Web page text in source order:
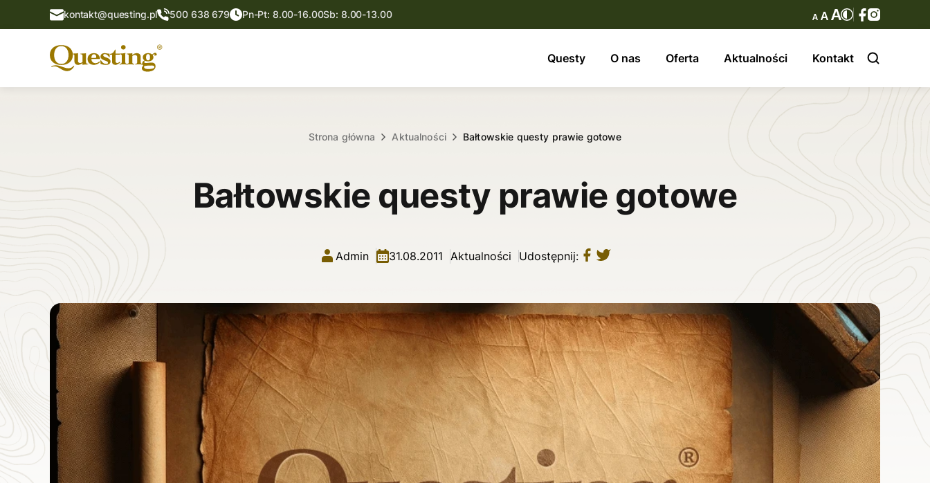
kontakt@questing.pl 500 638 679 Pn-Pt: 8.00-16.00Sb: 8.00-13.00
Questy O nas Oferta Aktualności Kontakt
O nas
Kontakt
Strona główna Aktualności Bałtowskie questy prawie gotowe
Bałtowskie questy prawie gotowe
Admin 31.08.2011 Aktualności Udostępnij: